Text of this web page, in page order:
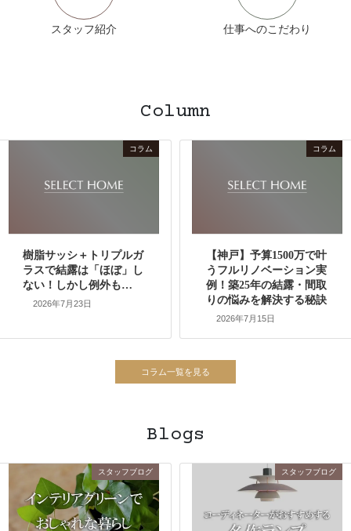
スタッフ紹介 仕事へのこだわり
Column
コラム
樹脂サッシ＋トリプルガ
ラスで結露は「ほぼ」し
ない！しかし例外も…
2026年7月23日
コラム
【神戸】予算1500万で叶
うフルリノベーション実
例！築25年の結露・間取
りの悩みを解決する秘訣
2026年7月15日
Blogs
スタッフブログ スタッフブログ